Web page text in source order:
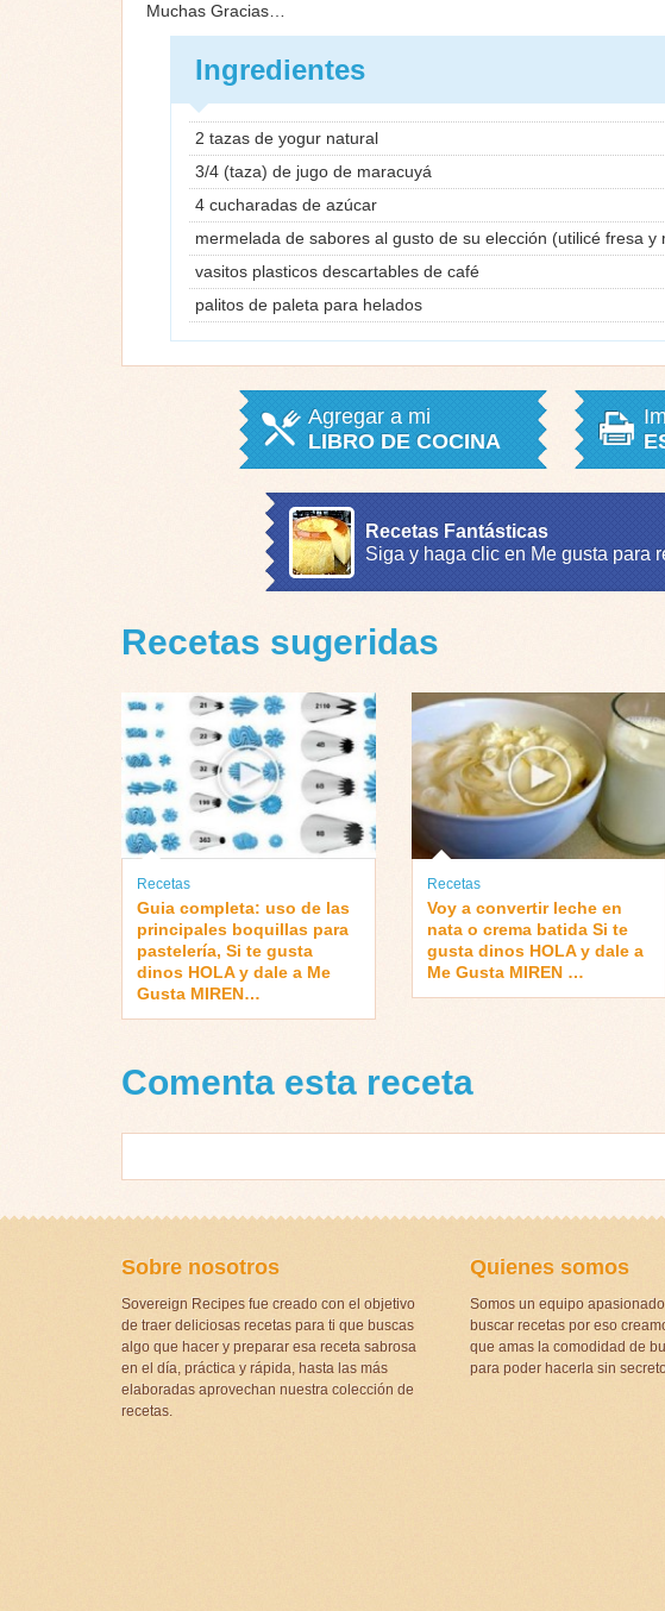
Muchas Gracias…
Ingredientes
2 tazas de yogur natural
3/4 (taza) de jugo de maracuyá
4 cucharadas de azúcar
mermelada de sabores al gusto de su elección (utilicé fresa y
vasitos plasticos descartables de café
palitos de paleta para helados
Agregar a mi
LIBRO DE COCINA
Recetas Fantásticas
Siga y haga clic en Me gusta para
Recetas sugeridas
Recetas
Guia completa: uso de las
principales boquillas para
pastelería, Si te gusta
dinos HOLA y dale a Me
Gusta MIREN…
Recetas
Voy a convertir leche en
nata o crema batida Si te
gusta dinos HOLA y dale a
Me Gusta MIREN …
Comenta esta receta
Sobre nosotros
Sovereign Recipes fue creado con el objetivo
de traer deliciosas recetas para ti que buscas
algo que hacer y preparar esa receta sabrosa
en el día, práctica y rápida, hasta las más
elaboradas aprovechan nuestra colección de
recetas.
Quienes somos
Somos un equipo
buscar recetas por eso
que amas la comodidad de
para poder hacerla sin